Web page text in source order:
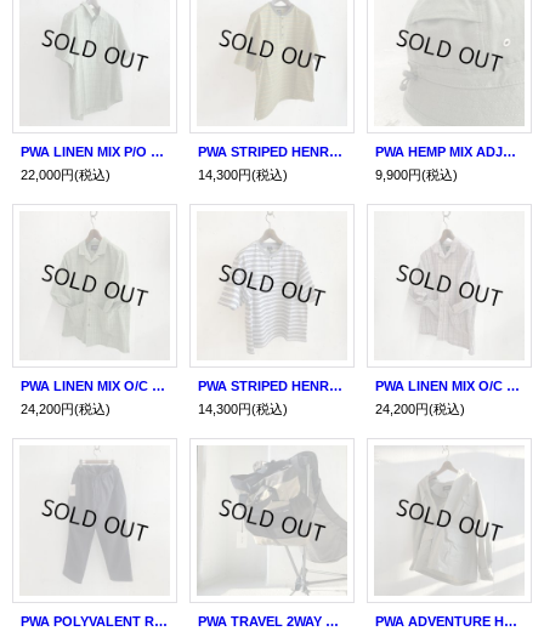
PWA LINEN MIX P/O SHIRT GREEN CHECK
22,000円(税込)
PWA STRIPED HENRYNECK S/S TEE MOJAVE
14,300円(税込)
PWA HEMP MIX ADJUSTABLE HAT
9,900円(税込)
PWA LINEN MIX O/C SHIRT GREEN CHECK
24,200円(税込)
PWA STRIPED HENRYNECK S/S TEE CLOUD
14,300円(税込)
PWA LINEN MIX O/C SHIRT BEIGE CHECK
24,200円(税込)
PWA POLYVALENT RESORT PT CHARCOAL
PWA TRAVEL 2WAY TOTE
PWA ADVENTURE HALF COAT